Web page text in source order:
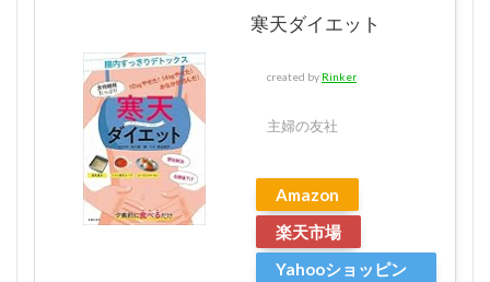
寒天ダイエット
created by Rinker
主婦の友社
Amazon
楽天市場
Yahooショッピン